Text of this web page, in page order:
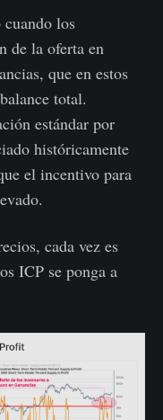
cuando los
de la oferta en
que en estos
total.
estándar por
históricamente
el incentivo para
cada vez es
ICP se ponga a